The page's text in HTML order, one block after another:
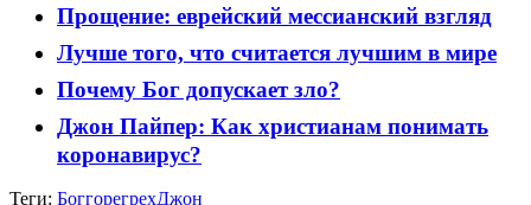
Прощение: еврейский мессианский взгляд
Лучше того, что считается лучшим в мире
Почему Бог допускает зло?
Джон Пайпер: Как христианам понимать
коронавирус?
Теги: БоггорегрехДжон